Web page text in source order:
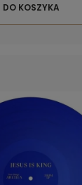
DO KOSZYKA